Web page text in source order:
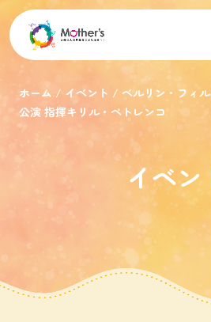
ホーム イベント
ベルリン・フィ
公演 指揮キリル・ペトレンコ
イベン